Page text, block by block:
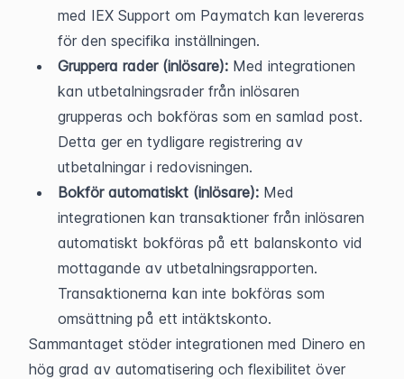
med IEX Support om Paymatch kan levereras
för den specifika inställningen.
Gruppera rader (inlösare): Med integrationen
kan utbetalningsrader från inlösaren
grupperas och bokföras som en samlad post.
Detta ger en tydligare registrering av
utbetalningar i redovisningen.
Bokför automatiskt (inlösare): Med
integrationen kan transaktioner från inlösaren
automatiskt bokföras på ett balanskonto vid
mottagande av utbetalningsrapporten.
Transaktionerna kan inte bokföras som
omsättning på ett intäktskonto.
Sammantaget stöder integrationen med Dinero en
hög grad av automatisering och flexibilitet över